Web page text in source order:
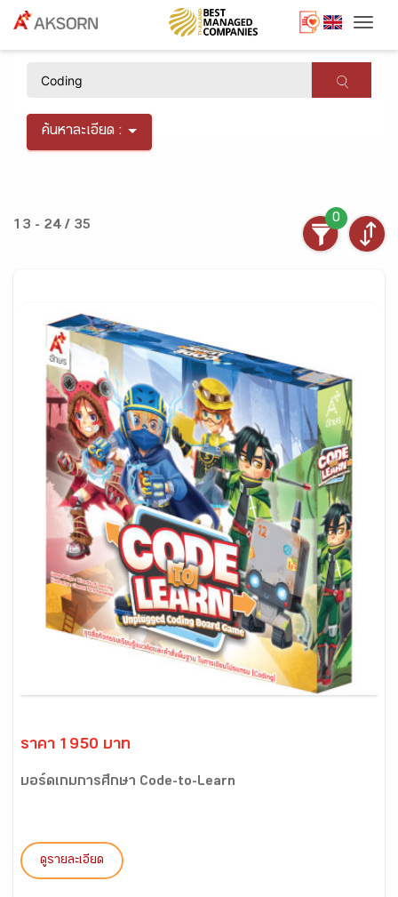
ค้นหาละเอียด :
13 - 24 / 35
0
ราคา 1950 บาท
บอร์ดเกมการศึกษา Code-to-Learn
ดูรายละเอียด